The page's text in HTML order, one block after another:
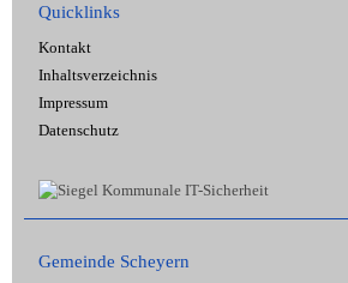
Quicklinks
Kontakt
Inhaltsverzeichnis
Impressum
Datenschutz
Gemeinde Scheyern